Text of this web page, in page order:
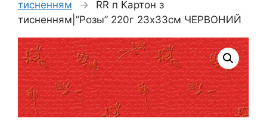
тисненням
→
RR п Картон з
тисненням|”Розы” 220г 23х33см ЧЕРВОНИЙ